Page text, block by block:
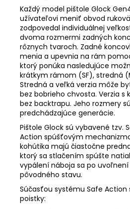
Každý model pištole Glock
užívateľovi meniť obvod
zodpovedal individuálnej
dvoma rozmermi zadných
rôznych tvaroch. Zadné
menia a upevnia na rám
ktorý ponúka nasledujúce
krátkym rámom (SF), stredná
Stredná a veľká verzia môže
bez bobrieho chvosta. Verzia s
bez backtrapu. Jeho rozmery
predchádzajúce generácie.
Pištole Glock sú vybavené tzv.
Action spúšťovým
kohútika majú čiastočne
ktorý sa stlačením spúšte
vypálení náboja sa po
pôvodného stavu.
Súčasťou systému Safe Action
poistky: